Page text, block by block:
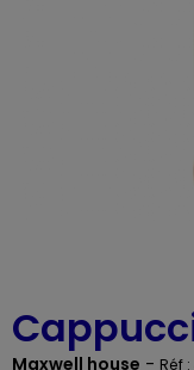
Maxwell house - Réf